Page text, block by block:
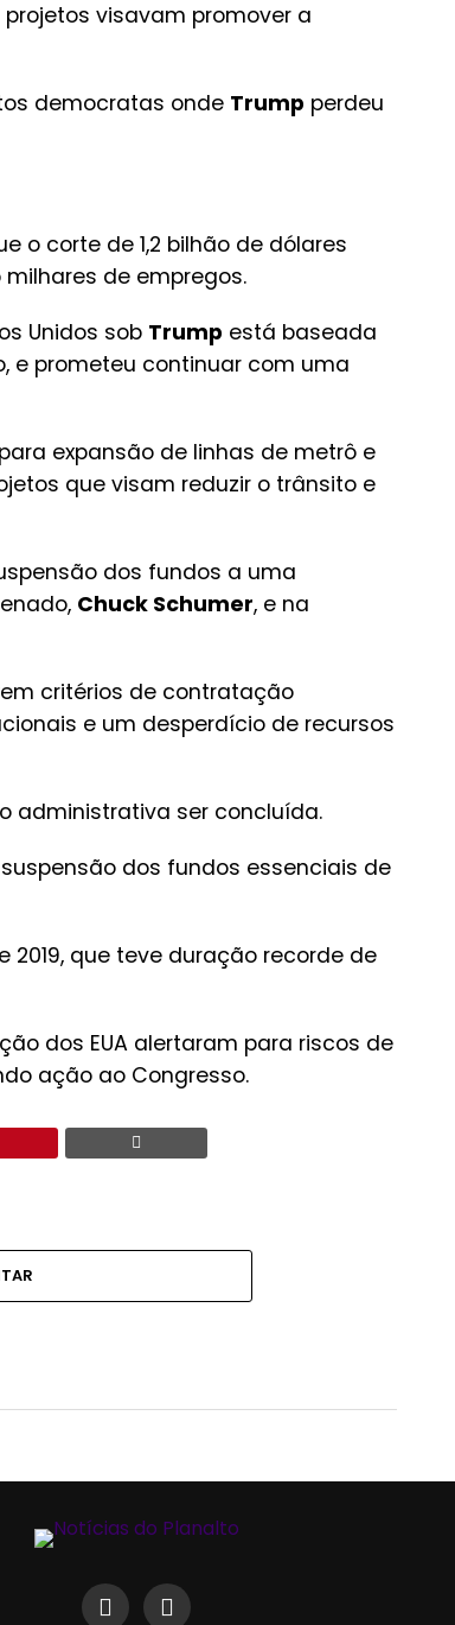
projetos visavam promover a
democratas onde Trump perdeu
o corte de 1,2 bilhão de dólares
de empregos.
Unidos sob Trump está baseada
e prometeu continuar com uma
expansão de linhas de metrô e
que visam reduzir o trânsito e
dos fundos a uma
Chuck Schumer, e na
critérios de contratação
e um desperdício de recursos
administrativa ser concluída.
dos fundos essenciais de
que teve duração recorde de
dos EUA alertaram para riscos de
ação ao Congresso.